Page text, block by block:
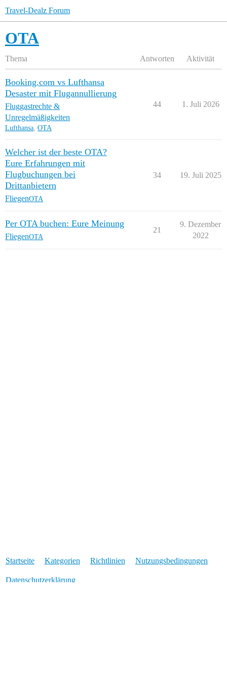
Travel-Dealz Forum
OTA
Thema Antworten Aktivität
Booking.com vs Lufthansa
Desaster mit Flugannullierung
Fluggastrechte &
Unregelmäßigkeiten
Lufthansa, OTA
44 1. Juli 2026
Welcher ist der beste OTA?
Eure Erfahrungen mit
Flugbuchungen bei
Drittanbietern
FliegenOTA
34 19. Juli 2025
Per OTA buchen: Eure Meinung
FliegenOTA
21
9. Dezember
2022
Startseite Kategorien Richtlinien Nutzungsbedingungen
Datenschutzerklärung